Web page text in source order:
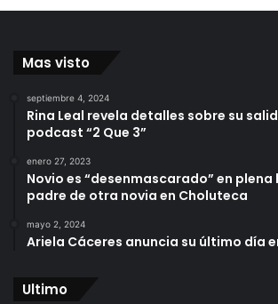
Mas visto
septiembre 4, 2024
Rina Leal revela detalles sobre su
podcast “2 Que 3”
enero 27, 2023
Novio es “desenmascarado” en
padre de otra novia en Choluteca
mayo 2, 2024
Ariela Cáceres anuncia su último día
Ultimo